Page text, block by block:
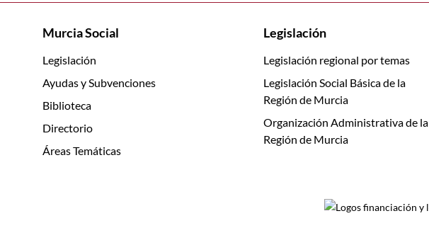
Murcia Social
Legislación
Ayudas y Subvenciones
Biblioteca
Directorio
Áreas Temáticas
Legislación
Legislación regional por temas
Legislación Social Básica de la
Región de Murcia
Organización Administrativa de la
Región de Murcia